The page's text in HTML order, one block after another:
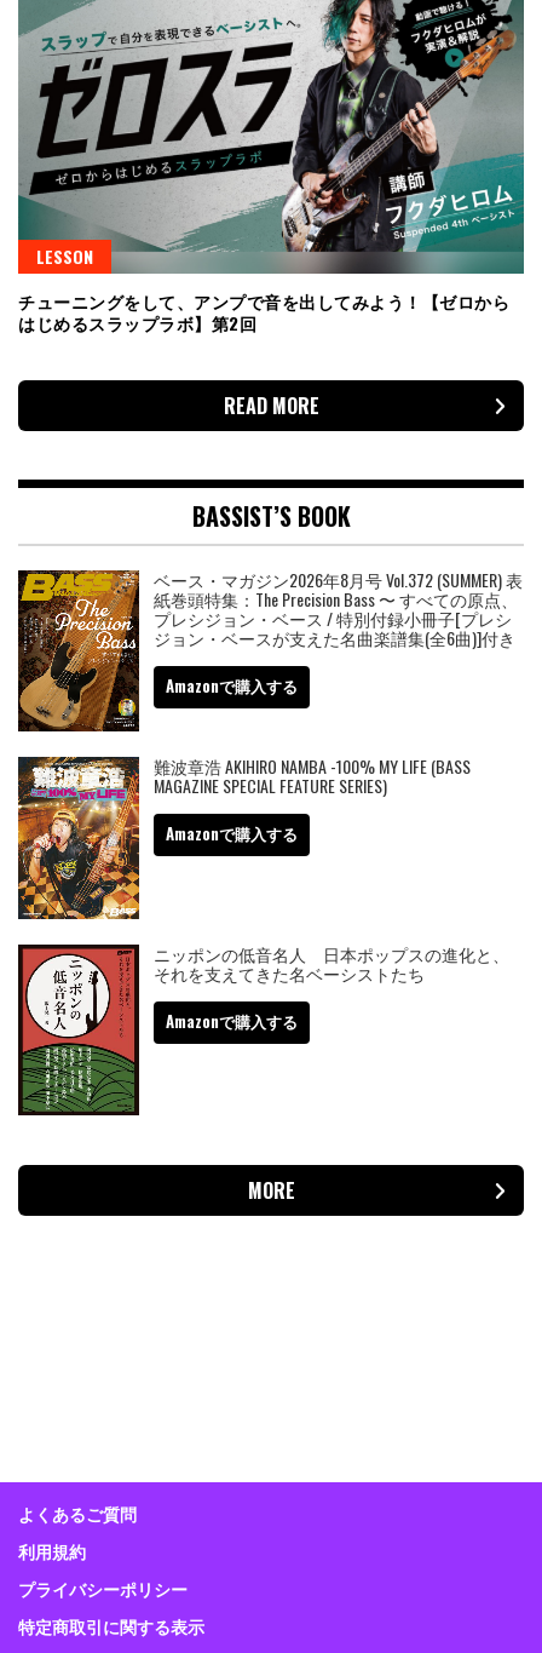
LESSON
チューニングをして、アンプで音を出してみよう！【ゼロから
はじめるスラップラボ】第2回
READ MORE
BASSIST’S BOOK
ベース・マガジン2026年8月号 Vol.372 (SUMMER) 表
紙巻頭特集：The Precision Bass 〜 すべての原点、
プレシジョン・ベース / 特別付録小冊子[プレシ
ジョン・ベースが支えた名曲楽譜集(全6曲)]付き
Amazonで購入する
難波章浩 AKIHIRO NAMBA -100% MY LIFE (BASS
MAGAZINE SPECIAL FEATURE SERIES)
Amazonで購入する
ニッポンの低音名人 日本ポップスの進化と、
それを支えてきた名ベーシストたち
Amazonで購入する
MORE
よくあるご質問
利用規約
プライバシーポリシー
特定商取引に関する表示